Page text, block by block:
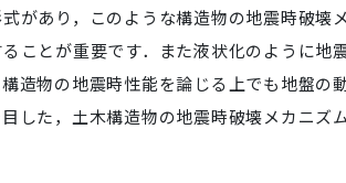
があり，このような構造物の地震時破壊メ
ことが重要です．また液状化のように地
造物の地震時性能を論じる上でも地盤の
した，土木構造物の地震時破壊メカニズ